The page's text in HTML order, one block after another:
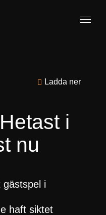
Ladda ner
i
nu
gästspel i
haft siktet